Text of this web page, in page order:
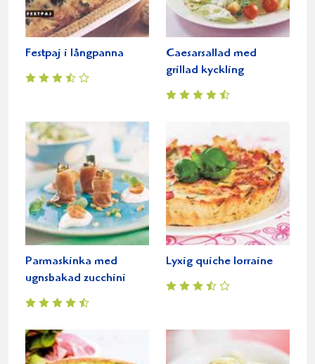
Festpaj i långpanna
Caesarsallad med
grillad kyckling
Parmaskinka med
ugnsbakad zucchini
Lyxig quiche lorraine